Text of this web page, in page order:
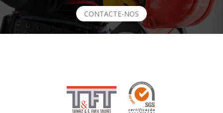
CONTACTE-NOS